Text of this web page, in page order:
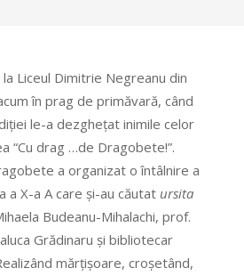
Liceul Dimitrie Negreanu din
în prag de primăvară, când
le-a dezghețat inimile celor
“Cu drag …de Dragobete!”.
a organizat o întâlnire a
a X-a A care și-au căutat ursita
Budeanu-Mihalachi, prof.
Grădinaru și bibliotecar
mărțișoare, croșetând,